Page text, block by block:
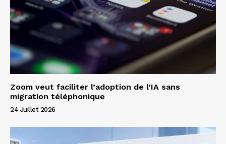
Zoom veut faciliter l’adoption de l’IA sans
migration téléphonique
24 Juillet 2026